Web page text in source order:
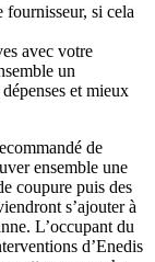
fournisseur, si cela
avec votre
un
et mieux
de
ensemble une
coupure puis des
s’ajouter à
L’occupant du
d’Enedis